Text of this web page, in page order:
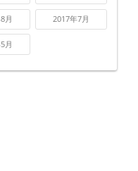
月 2017年7月
月